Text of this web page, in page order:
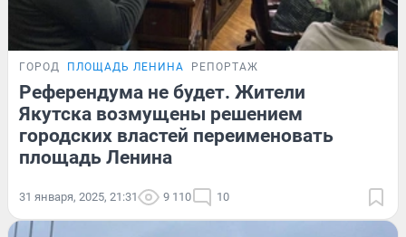
ГОРОД ПЛОЩАДЬ ЛЕНИНА РЕПОРТАЖ
Референдума не будет. Жители
Якутска возмущены решением
городских властей переименовать
площадь Ленина
31 января, 2025, 21:31 9 110 10